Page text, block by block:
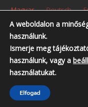
Magyar Deutsch
NYITVA TARTÁS:
Hétfőtől – Péntekig:
Nyitvatartási időn kívül,
Telefonszám: +36 30 237
A weboldalon a
használunk.
Ismerje meg
használunk, vagy a
használatukat.
Elfogad